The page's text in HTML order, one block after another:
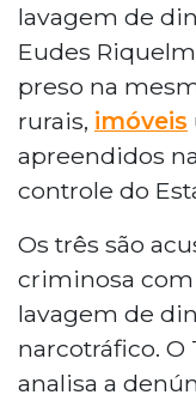
lavagem de
Eudes
preso na
rurais, imóveis
apreendidos
controle do
Os três são
criminosa com
lavagem de
narcotráfico.
analisa a